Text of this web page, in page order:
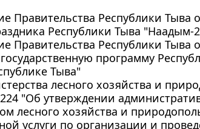
Правительства Республики Тыва
Республики Тыва "Наадым-
Правительства Республики Тыва
программу
Тыва"
лесного хозяйства и
"Об утверждении
лесного хозяйства и
услуги по организации и